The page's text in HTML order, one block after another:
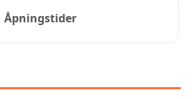
Åpningstider